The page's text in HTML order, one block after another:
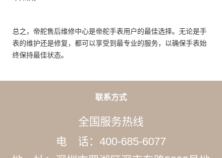
总之，帝舵售后维修中心是帝舵手表用户的最佳选择。无论是手
表的维护还是修复，都可以享受到最专业的服务，以确保手表始
终保持最佳状态。
联系方式
全国服务热线
电 话：400-685-6077